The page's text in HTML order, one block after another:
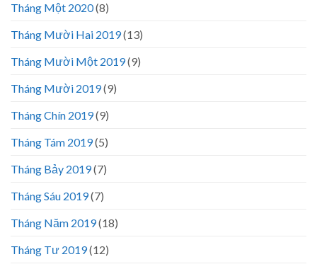
Tháng Một 2020(8)
Tháng Mười Hai 2019(13)
Tháng Mười Một 2019(9)
Tháng Mười 2019(9)
Tháng Chín 2019(9)
Tháng Tám 2019(5)
Tháng Bảy 2019(7)
Tháng Sáu 2019(7)
Tháng Năm 2019(18)
Tháng Tư 2019(12)